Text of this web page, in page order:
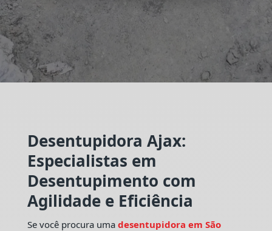
Desentupidora Ajax:
Especialistas em
Desentupimento com
Agilidade e Eficiência
Se você procura uma desentupidora em São